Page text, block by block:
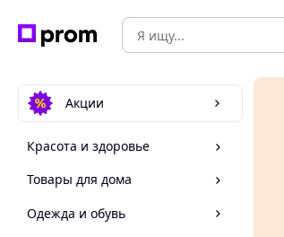
Акции
Красота и здоровье
Товары для дома
Одежда и обувь